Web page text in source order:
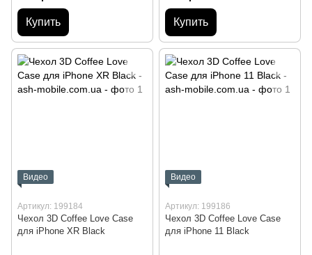
Купить Купить
Видео
Артикул: 199184
Чехол 3D Coffee Love Case
для iPhone XR Black
Видео
Артикул: 199186
Чехол 3D Coffee Love Case
для iPhone 11 Black